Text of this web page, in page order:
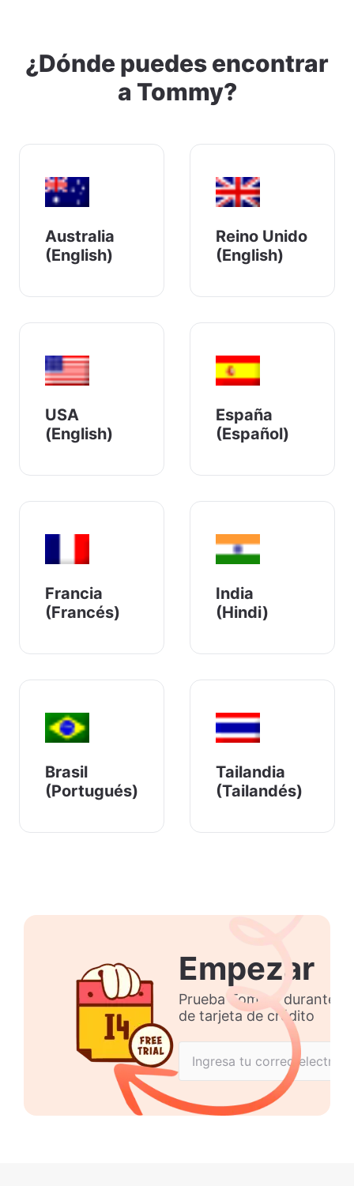
¿Dónde puedes encontrar
a Tommy?
Australia
(English)
Reino Unido
(English)
USA
(English)
España
(Español)
Francia
(Francés)
India
(Hindi)
Brasil
(Portugués)
Tailandia
(Tailandés)
Empezar
Prueba Tommy durante
de tarjeta de crédito